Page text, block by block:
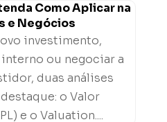
Como Aplicar na
e Negócios
investimento,
ou negociar a
duas análises
o Valor
e o Valuation....